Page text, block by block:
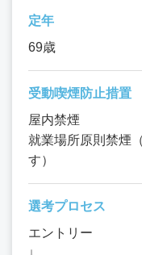
定年
69歳
受動喫煙防止措置
屋内禁煙
就業場所原則禁煙
す）
選考プロセス
エントリー